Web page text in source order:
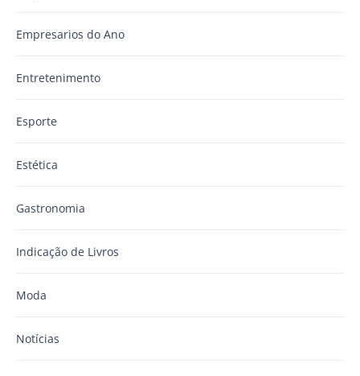
Empresarios do Ano
Entretenimento
Esporte
Estética
Gastronomia
Indicação de Livros
Moda
Notícias